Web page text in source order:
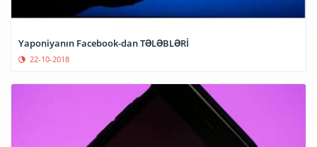
Yaponiyanın Facebook-dan TƏLƏBLƏRİ
22-10-2018